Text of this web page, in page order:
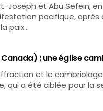
Joseph et Abu Sefein,
pacifique, après
paix…
: une église
et le
qui a été ciblée pour la